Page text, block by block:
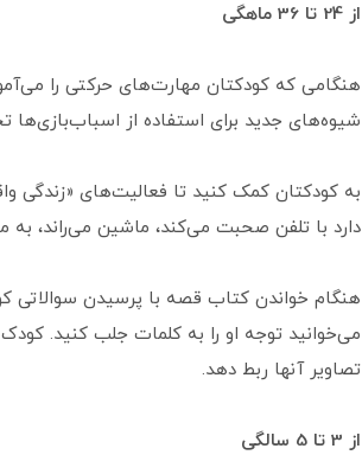
از 24 تا 36 ماهگی
هنگامی که کودکتان مهارت‌های حرکتی را
شیوه‌های جدید برای استفاده از اسباب‌بازی‌ها
به کودکتان کمک کنید تا فعالیت‌های «زندگی
دارد با تلفن صحبت می‌کند،‌ ماشین می‌راند،‌ به
هنگام خواندن کتاب قصه با پرسیدن سوالاتی
می‌خوانید توجه او را به کلمات جلب کنید.
تصاویر آنها ربط دهد.
از 3 تا 5 سالگی